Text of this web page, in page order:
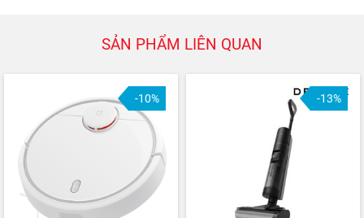
SẢN PHẨM LIÊN QUAN
-10% -13%